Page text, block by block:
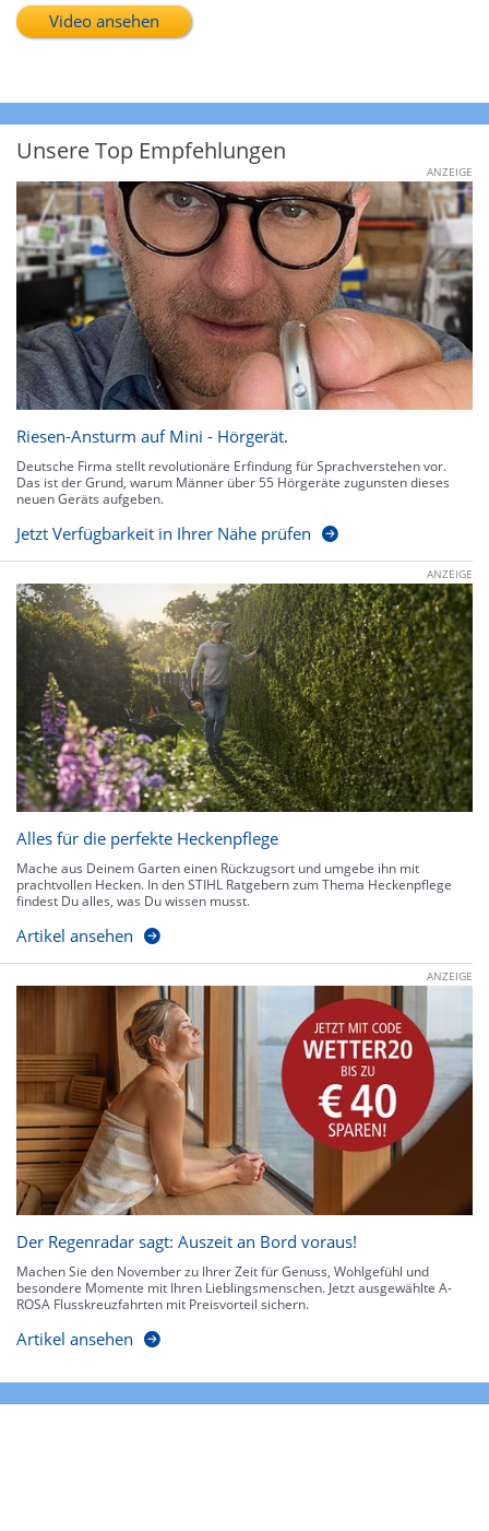
Video ansehen
Unsere Top Empfehlungen
ANZEIGE
Riesen-Ansturm auf Mini - Hörgerät.
Deutsche Firma stellt revolutionäre Erfindung für Sprachverstehen vor.
Das ist der Grund, warum Männer über 55 Hörgeräte zugunsten dieses
neuen Geräts aufgeben.
Jetzt Verfügbarkeit in Ihrer Nähe prüfen
ANZEIGE
Alles für die perfekte Heckenpflege
Mache aus Deinem Garten einen Rückzugsort und umgebe ihn mit
prachtvollen Hecken. In den STIHL Ratgebern zum Thema Heckenpflege
findest Du alles, was Du wissen musst.
Artikel ansehen
ANZEIGE
Der Regenradar sagt: Auszeit an Bord voraus!
Machen Sie den November zu Ihrer Zeit für Genuss, Wohlgefühl und
besondere Momente mit Ihren Lieblingsmenschen. Jetzt ausgewählte A-
ROSA Flusskreuzfahrten mit Preisvorteil sichern.
Artikel ansehen